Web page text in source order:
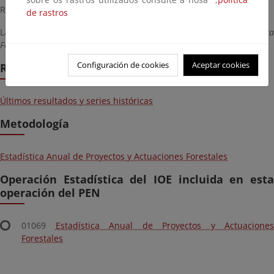
Realización obligatoria por figurar en el PEN.
La Unidad responsable es la
Subdirección General de Política
Forestal y Lucha contra la Desertificación.
Resultados
Últimos resultados y series históricas
Metodología
Estadística Anual de Proyectos y Actuaciones Forestales
Operación Estadística del IOE incluida en esta
operación del PEN
01069 Estadística Anual de Proyectos y Actuaciones
Forestales
de rastros
Configuración de cookies Aceptar cookies